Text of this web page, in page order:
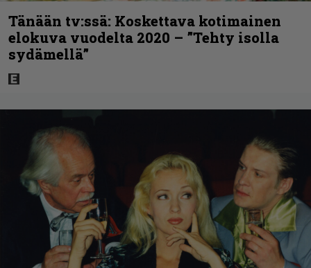
Tänään tv:ssä: Koskettava kotimainen
elokuva vuodelta 2020 – ”Tehty isolla
sydämellä”